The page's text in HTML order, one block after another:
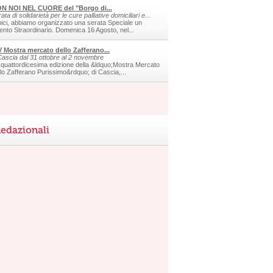
NOI NEL CUORE del "Borgo di...
di solidarietà per le cure palliative domiciliari e...
abbiamo organizzato una serata Speciale un
Straordinario. Domenica 16 Agosto, nel...
Mostra mercato dello Zafferano...
dal 31 ottobre al 2 novembre
quattordicesima edizione della &ldquo;Mostra Mercato
Zafferano Purissimo&rdquo; di Cascia,...